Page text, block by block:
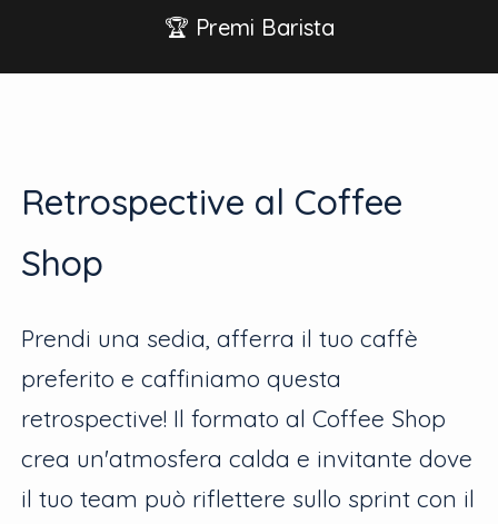
🏆 Premi Barista
Retrospective al Coffee
Shop
Prendi una sedia, afferra il tuo caffè
preferito e caffiniamo questa
retrospective! Il formato al Coffee Shop
crea un'atmosfera calda e invitante dove
il tuo team può riflettere sullo sprint con il